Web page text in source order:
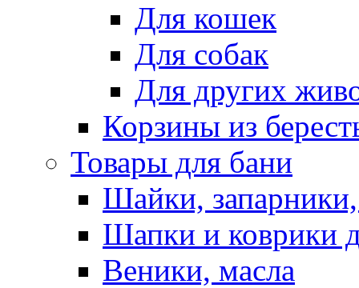
Для кошек
Для собак
Для других
Корзины из
Товары для бани
Шайки,
Шапки и коврики
Веники, масла